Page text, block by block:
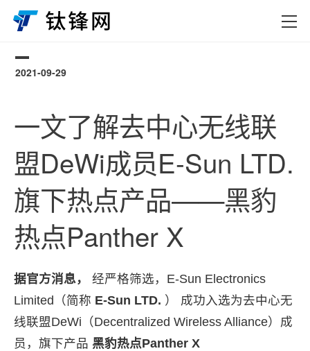
2021-09-29
一文了解去中心无线联
盟DeWi成员E-Sun LTD.
旗下热点产品——黑豹
热点Panther X
据官方消息，
经严格筛选，E-Sun Electronics
Limited（简称 E-Sun LTD. ） 成功入选为去中心无
线联盟DeWi（Decentralized Wireless Alliance）成
员，旗下产品 黑豹热点Panther X